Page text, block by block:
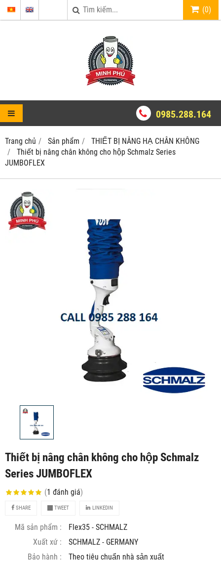
(0)
0985.288.164
Trang chủ Sản phẩm
THIẾT BỊ NÂNG HẠ CHÂN KHÔNG
Thiết bị nâng chân không cho hộp Schmalz Series
JUMBOFLEX
Thiết bị nâng chân không cho hộp Schmalz
Series JUMBOFLEX
(1 đánh giá)
SHARE TWEET LINKEDIN
Mã sản phẩm :
Flex35 - SCHMALZ
Xuất xứ :
SCHMALZ - GERMANY
Bảo hành :
Theo tiêu chuẩn nhà sản xuất